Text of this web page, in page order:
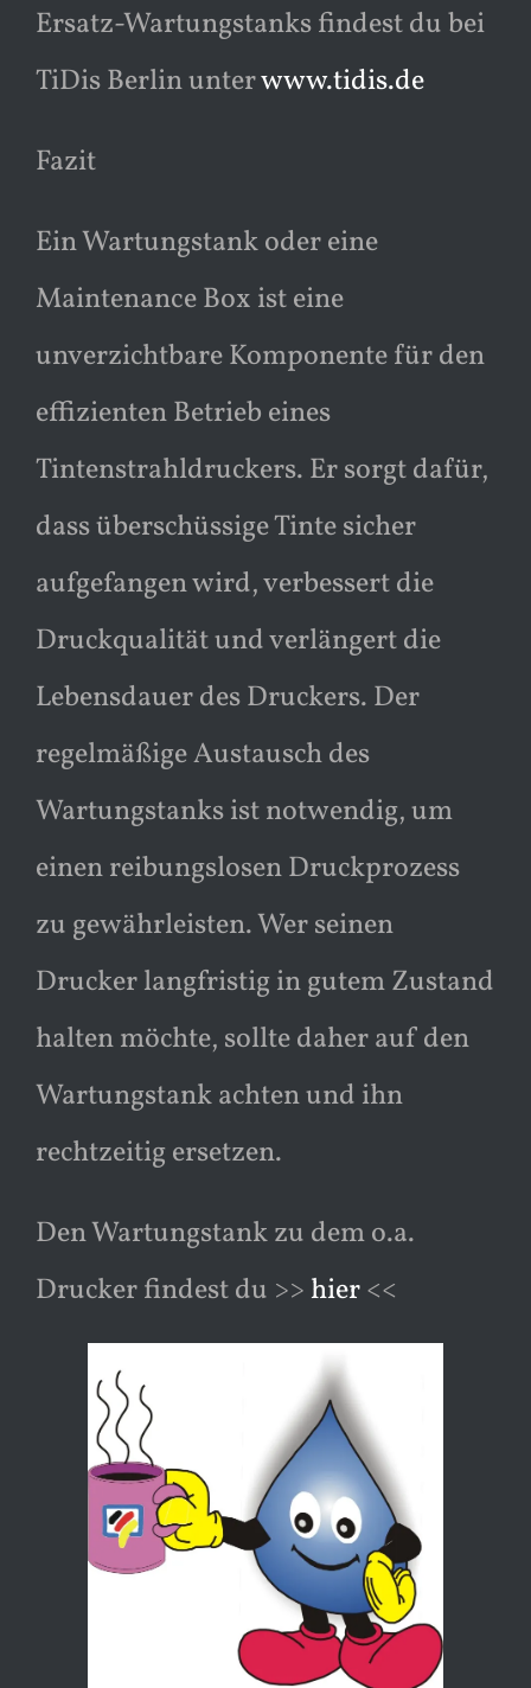
Ersatz-Wartungstanks findest du bei
TiDis Berlin unterwww.tidis.de
Fazit
Ein Wartungstank oder eine
Maintenance Box ist eine
unverzichtbare Komponente für den
effizienten Betrieb eines
Tintenstrahldruckers. Er sorgt dafür,
dass überschüssige Tinte sicher
aufgefangen wird, verbessert die
Druckqualität und verlängert die
Lebensdauer des Druckers. Der
regelmäßige Austausch des
Wartungstanks ist notwendig, um
einen reibungslosen Druckprozess
zu gewährleisten. Wer seinen
Drucker langfristig in gutem Zustand
halten möchte, sollte daher auf den
Wartungstank achten und ihn
rechtzeitig ersetzen.
Den Wartungstank zu dem o.a.
Drucker findest du >> hier<<